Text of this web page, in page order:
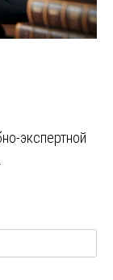
экспертной